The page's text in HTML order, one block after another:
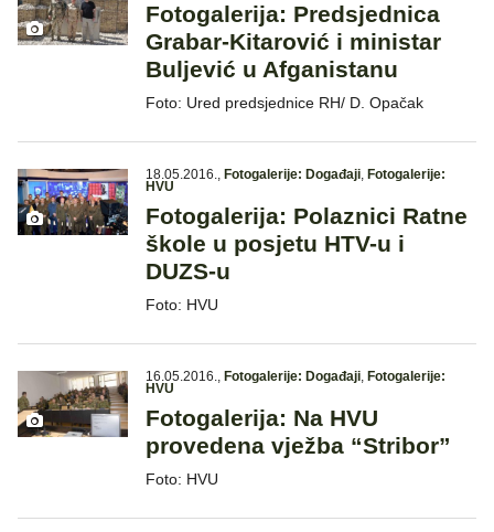
Fotogalerija: Predsjednica
Grabar-Kitarović i ministar
Buljević u Afganistanu
Foto: Ured predsjednice RH/ D. Opačak
18.05.2016., Fotogalerije: Događaji, Fotogalerije:
HVU
Fotogalerija: Polaznici Ratne
škole u posjetu HTV-u i
DUZS-u
Foto: HVU
16.05.2016., Fotogalerije: Događaji, Fotogalerije:
HVU
Fotogalerija: Na HVU
provedena vježba “Stribor”
Foto: HVU